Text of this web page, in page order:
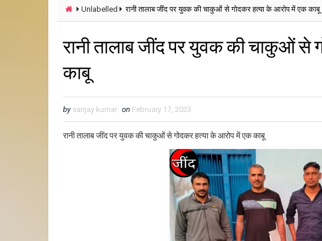
Unlabelled रानी तालाब जींद पर युवक की चाकुओं से गोदकर हत्या के आरोप में एक काबू
रानी तालाब जींद पर युवक की चाकुओं से
काबू
by sanjay kumar on February 17, 2023
रानी तालाब जींद पर युवक की चाकुओं से गोदकर हत्या के आरोप में एक काबू